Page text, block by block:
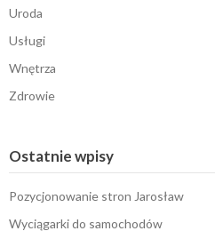
Uroda
Usługi
Wnętrza
Zdrowie
Ostatnie wpisy
Pozycjonowanie stron Jarosław
Wyciągarki do samochodów